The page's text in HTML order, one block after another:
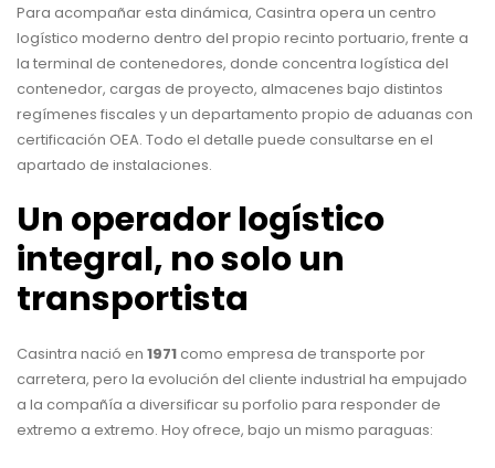
Para acompañar esta dinámica, Casintra opera un centro
logístico moderno dentro del propio recinto portuario, frente a
la terminal de contenedores, donde concentra logística del
contenedor, cargas de proyecto, almacenes bajo distintos
regímenes fiscales y un departamento propio de aduanas con
certificación OEA. Todo el detalle puede consultarse en el
apartado de instalaciones.
Un operador logístico
integral, no solo un
transportista
Casintra nació en 1971 como empresa de transporte por
carretera, pero la evolución del cliente industrial ha empujado
a la compañía a diversificar su porfolio para responder de
extremo a extremo. Hoy ofrece, bajo un mismo paraguas: